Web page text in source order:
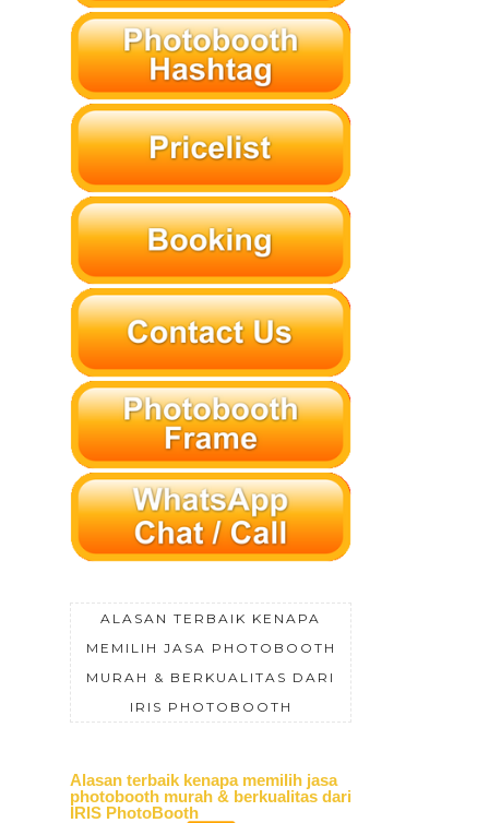
ALASAN TERBAIK KENAPA
MEMILIH JASA PHOTOBOOTH
MURAH & BERKUALITAS DARI
IRIS PHOTOBOOTH
Alasan terbaik kenapa memilih jasa
photobooth murah & berkualitas dari
IRIS PhotoBooth